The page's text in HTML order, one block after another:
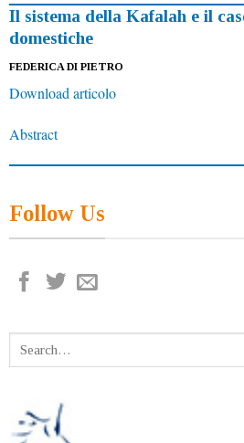
Il sistema della Kafalah e il
domestiche
FEDERICA DI PIETRO
Download articolo
Abstract
Follow Us